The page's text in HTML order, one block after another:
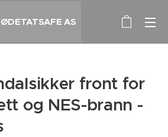
AS
front for
og NES-brann -